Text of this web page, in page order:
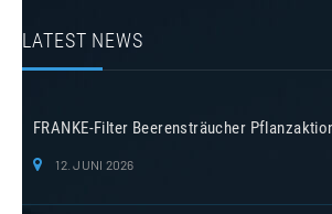
LATEST NEWS
FRANKE-Filter Beerensträucher
12. JUNI 2026